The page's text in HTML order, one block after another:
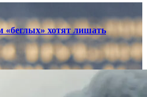
«беглых» хотят лишать